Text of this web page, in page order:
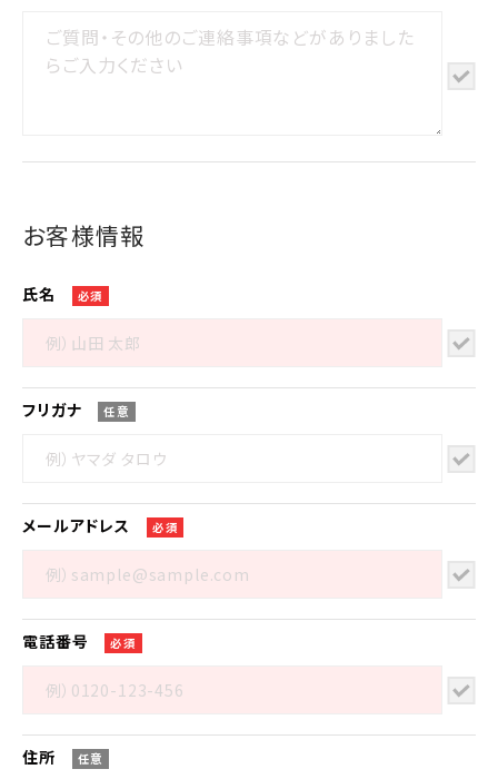
お客様情報
氏名 必須
フリガナ 任意
メールアドレス 必須
電話番号 必須
住所 任意